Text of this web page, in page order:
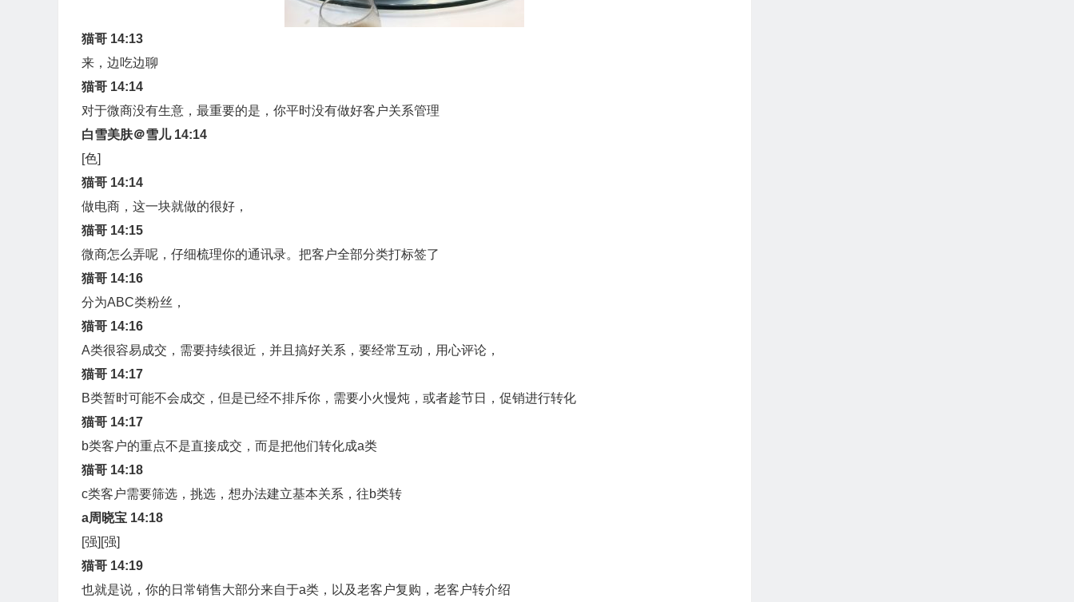
猫哥 14:13
来，边吃边聊
猫哥 14:14
对于微商没有生意，最重要的是，你平时没有做好客户关系管理
白雪美肤＠雪儿 14:14
[色]
猫哥 14:14
做电商，这一块就做的很好，
猫哥 14:15
微商怎么弄呢，仔细梳理你的通讯录。把客户全部分类打标签了
猫哥 14:16
分为ABC类粉丝，
猫哥 14:16
A类很容易成交，需要持续很近，并且搞好关系，要经常互动，用心评论，
猫哥 14:17
B类暂时可能不会成交，但是已经不排斥你，需要小火慢炖，或者趁节日，促销进行转化
猫哥 14:17
b类客户的重点不是直接成交，而是把他们转化成a类
猫哥 14:18
c类客户需要筛选，挑选，想办法建立基本关系，往b类转
a周晓宝 14:18
[强][强]
猫哥 14:19
也就是说，你的日常销售大部分来自于a类，以及老客户复购，老客户转介绍